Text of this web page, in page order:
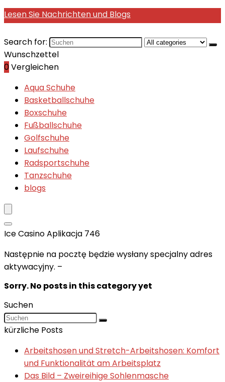
Lesen Sie Nachrichten und Blogs
Search for:
Wunschzettel
0Vergleichen
Aqua Schuhe
Basketballschuhe
Boxschuhe
Fußballschuhe
Golfschuhe
Laufschuhe
Radsportschuhe
Tanzschuhe
blogs
Ice Casino Aplikacja 746
Następnie na pocztę będzie wysłany specjalny adres
aktywacyjny. –
Sorry. No posts in this category yet
Suchen
kürzliche Posts
Arbeitshosen und Stretch-Arbeitshosen: Komfort
und Funktionalität am Arbeitsplatz
Das Bild – Zweireihige Sohlenmasche